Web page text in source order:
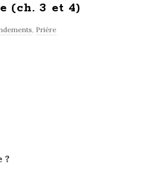
(ch. 3 et 4)
, Prière
?